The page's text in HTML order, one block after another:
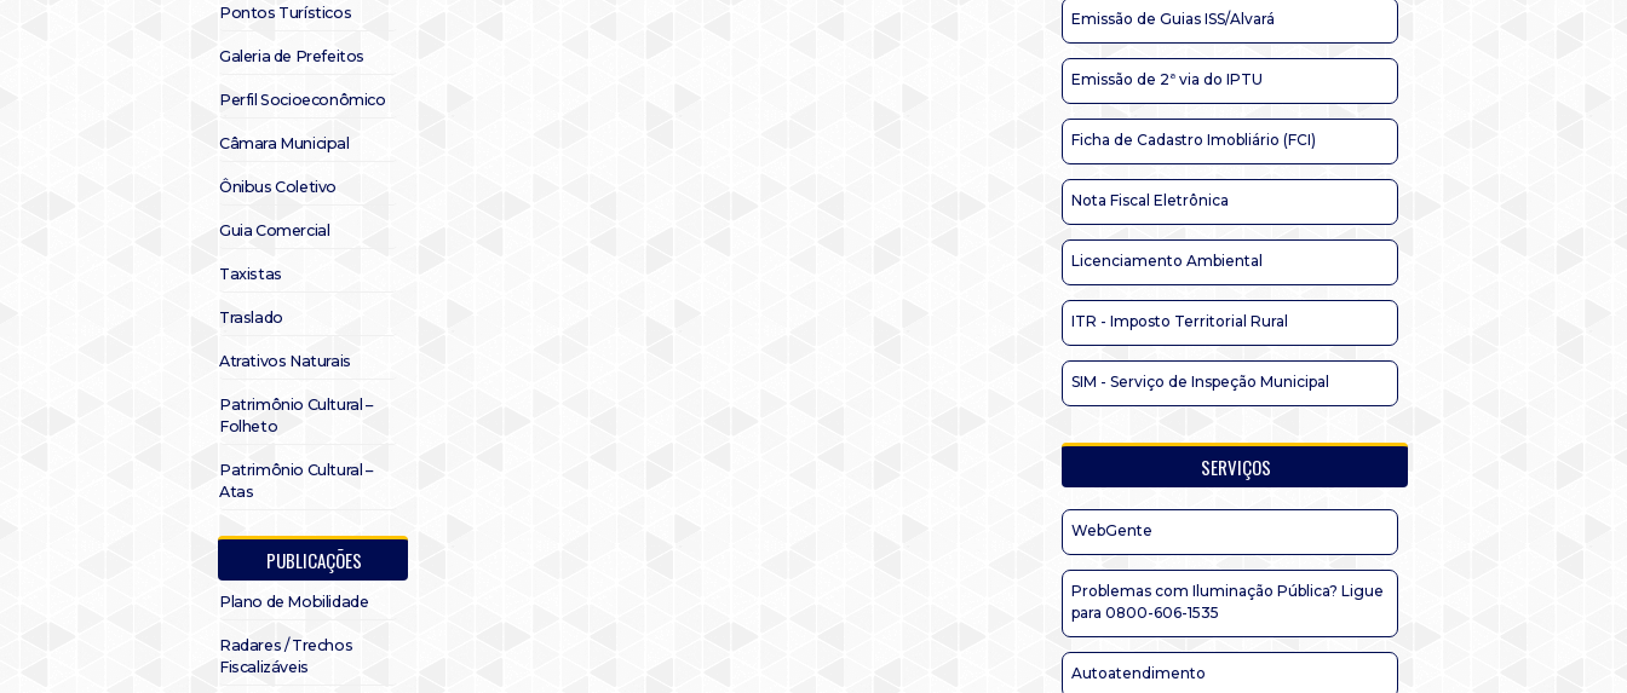
Pontos Turísticos
Galeria de Prefeitos
Perfil Socioeconômico
Câmara Municipal
Ônibus Coletivo
Guia Comercial
Taxistas
Traslado
Atrativos Naturais
Patrimônio Cultural –
Folheto
Patrimônio Cultural –
Atas
PUBLICAÇÕES
Plano de Mobilidade
Radares / Trechos
Fiscalizáveis
Emissão de Guias ISS/Alvará
Emissão de 2ª via do IPTU
Ficha de Cadastro Imobliário (FCI)
Nota Fiscal Eletrônica
Licenciamento Ambiental
ITR - Imposto Territorial Rural
SIM - Serviço de Inspeção Municipal
SERVIÇOS
WebGente
Problemas com Iluminação Pública? Ligue
para 0800-606-1535
Autoatendimento